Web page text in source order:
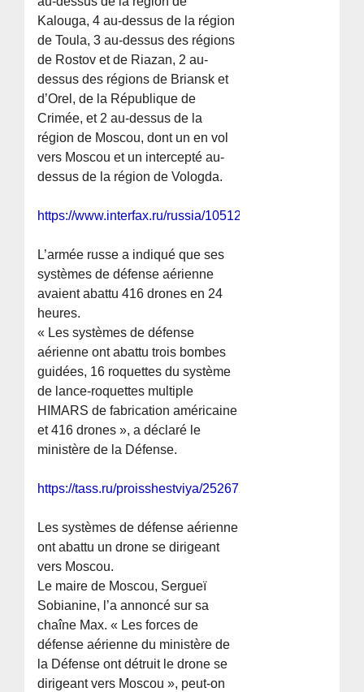
Kalouga, 4 au-dessus de la région
de Toula, 3 au-dessus des régions
de Rostov et de Riazan, 2 au-
dessus des régions de Briansk et
d’Orel, de la République de
Crimée, et 2 au-dessus de la
région de Moscou, dont un en vol
vers Moscou et un intercepté au-
dessus de la région de Vologda.
https://www.interfax.ru/russia/1051249
L’armée russe a indiqué que ses
systèmes de défense aérienne
avaient abattu 416 drones en 24
heures.
« Les systèmes de défense
aérienne ont abattu trois bombes
guidées, 16 roquettes du système
de lance-roquettes multiple
HIMARS de fabrication américaine
et 416 drones », a déclaré le
ministère de la Défense.
https://tass.ru/proisshestviya/25267239
Les systèmes de défense aérienne
ont abattu un drone se dirigeant
vers Moscou.
Le maire de Moscou, Sergueï
Sobianine, l’a annoncé sur sa
chaîne Max. « Les forces de
défense aérienne du ministère de
la Défense ont détruit le drone se
dirigeant vers Moscou », peut-on